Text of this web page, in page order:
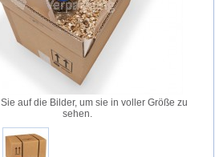
auf die Bilder, um sie in voller Größe zu
sehen.